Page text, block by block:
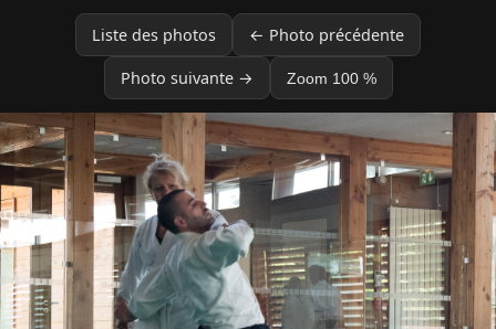
Liste des photos ← Photo précédente
Photo suivante → Zoom 100 %